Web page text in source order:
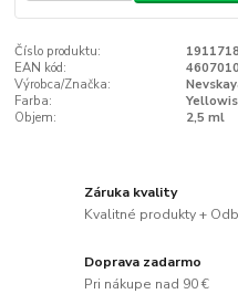
Číslo produktu:
1911718
EAN kód:
Výrobca/Značka:
Farba:
Objem:
2,5 ml
Záruka kvality
Kvalitné produkty +
Doprava zadarmo
Pri nákupe nad 90 €